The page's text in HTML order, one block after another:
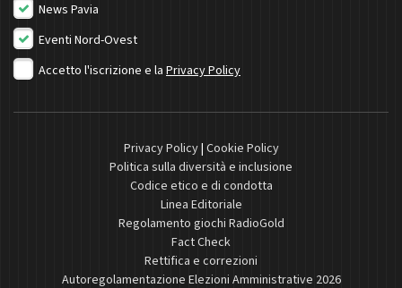
News Pavia
Eventi Nord-Ovest
Accetto l'iscrizione e la Privacy Policy
Privacy Policy| Cookie Policy
Politica sulla diversità e inclusione
Codice etico e di condotta
Linea Editoriale
Regolamento giochi RadioGold
Fact Check
Rettifica e correzioni
Autoregolamentazione Elezioni Amministrative 2026